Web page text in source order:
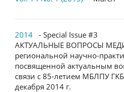
2014 - Special Issue #3
АКТУАЛЬНЫЕ ВОПРОСЫ
региональной научно-
посвященной актуальным
связи с 85-летием МБЛПУ
декабря 2014 г.